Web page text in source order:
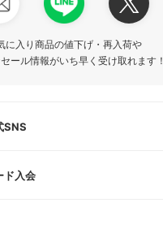
に入り商品の値下げ・再入荷や
ール情報がいち早く受け取れます！
SNS
ド入会